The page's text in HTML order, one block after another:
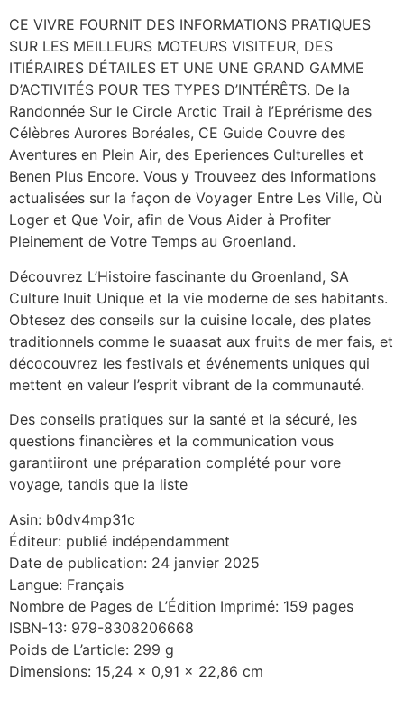
CE VIVRE FOURNIT DES INFORMATIONS PRATIQUES
SUR LES MEILLEURS MOTEURS VISITEUR, DES
ITIÉRAIRES DÉTAILES ET UNE UNE GRAND GAMME
D’ACTIVITÉS POUR TES TYPES D’INTÉRÊTS. De la
Randonnée Sur le Circle Arctic Trail à l’Eprérisme des
Célèbres Aurores Boréales, CE Guide Couvre des
Aventures en Plein Air, des Eperiences Culturelles et
Benen Plus Encore. Vous y Trouveez des Informations
actualisées sur la façon de Voyager Entre Les Ville, Où
Loger et Que Voir, afin de Vous Aider à Profiter
Pleinement de Votre Temps au Groenland.
Découvrez L’Histoire fascinante du Groenland, SA
Culture Inuit Unique et la vie moderne de ses habitants.
Obtesez des conseils sur la cuisine locale, des plates
traditionnels comme le suaasat aux fruits de mer fais, et
décocouvrez les festivals et événements uniques qui
mettent en valeur l’esprit vibrant de la communauté.
Des conseils pratiques sur la santé et la sécuré, les
questions financières et la communication vous
garantiiront une préparation complété pour vore
voyage, tandis que la liste
Asin: b0dv4mp31c
Éditeur: publié indépendamment
Date de publication: 24 janvier 2025
Langue: Français
Nombre de Pages de L’Édition Imprimé: 159 pages
ISBN-13: 979-8308206668
Poids de L’article: 299 g
Dimensions: 15,24 x 0,91 x 22,86 cm